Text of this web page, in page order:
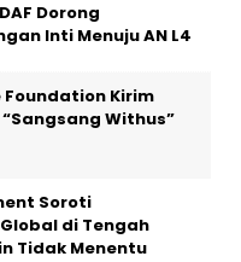
Dorong
Inti Menuju AN L4
Foundation Kirim
Withus”
Soroti
di Tengah
Tidak Menentu